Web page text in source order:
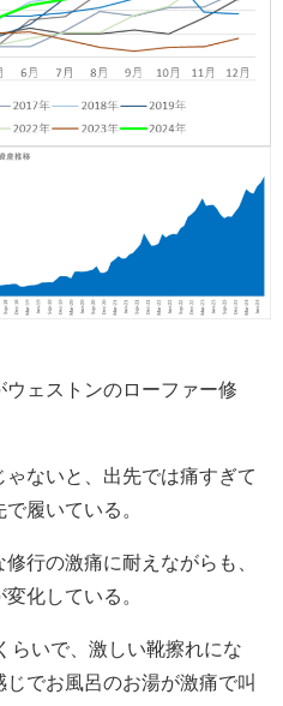
ェストンのローファー修
ないと、出先では痛すぎて
履いている。
行の激痛に耐えながらも、
化している。
らいで、激しい靴擦れにな
でお風呂のお湯が激痛で叫